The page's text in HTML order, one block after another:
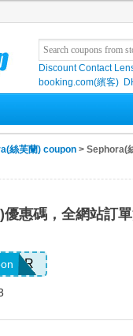
Discount Contact
booking.com(繽客)
絲芙蘭) coupon > Sephora(
惠碼，全網站訂